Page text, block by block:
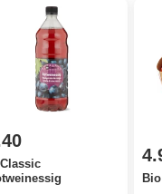
Classic